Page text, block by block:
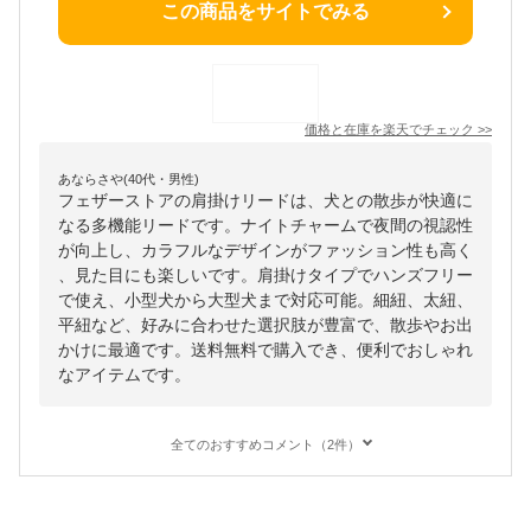
この商品をサイトでみる
価格と在庫を楽天でチェック >>
あならさや(40代・男性)
フェザーストアの肩掛けリードは、犬との散歩が快適に
なる多機能リードです。ナイトチャームで夜間の視認性
が向上し、カラフルなデザインがファッション性も高く
、見た目にも楽しいです。肩掛けタイプでハンズフリー
で使え、小型犬から大型犬まで対応可能。細紐、太紐、
平紐など、好みに合わせた選択肢が豊富で、散歩やお出
かけに最適です。送料無料で購入でき、便利でおしゃれ
なアイテムです。
全てのおすすめコメント（2件）